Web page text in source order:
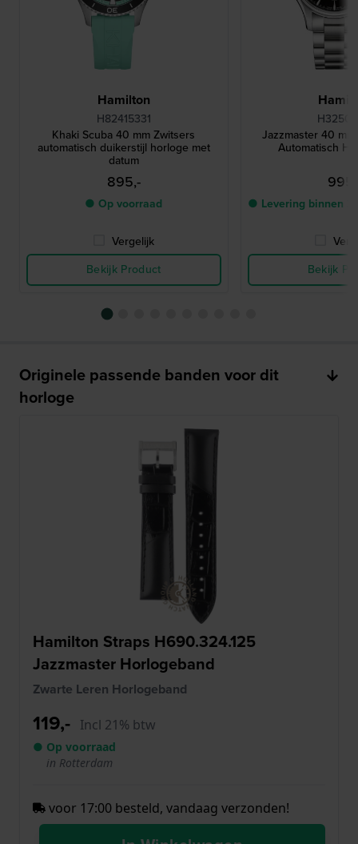
Hamilton
H82415331
Khaki Scuba 40 mm Zwitsers
automatisch duikerstijl horloge met
datum
895,-
● Op voorraad
Vergelijk
Bekijk Product
Jazzmaster 40
Automatisch
● Levering binnen
Bekijk
Originele passende banden voor dit
horloge
Hamilton Straps H690.324.125
Jazzmaster Horlogeband
Zwarte Leren Horlogeband
119,- Incl 21% btw
● Op voorraad
in Rotterdam
voor 17:00 besteld, vandaag verzonden!